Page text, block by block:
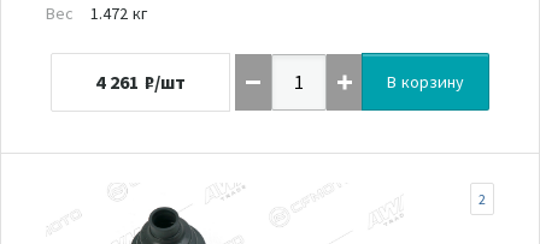
Вес
1.472 кг
4 261 ₽/шт В корзину
2